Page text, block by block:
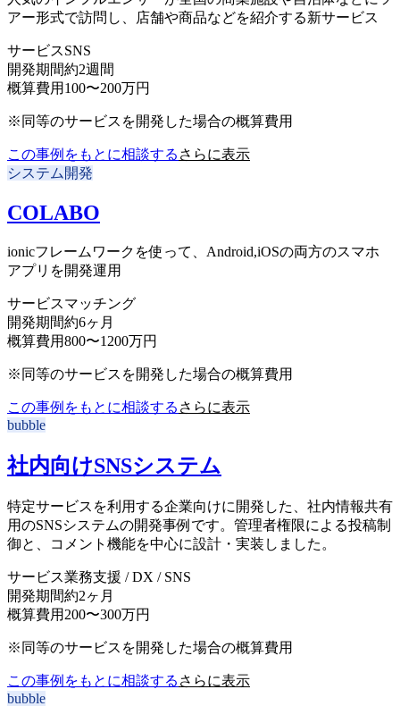
アー形式で訪問し、店舗や商品などを紹介する新サービス
サービスSNS
開発期間約2週間
概算費用 100〜200万円
※同等のサービスを開発した場合の概算費用
この事例をもとに相談する さらに表示
システム開発
COLABO
ionicフレームワークを使って、Android,iOSの両方のスマホ
アプリを開発運用
サービスマッチング
開発期間約6ヶ月
概算費用800〜1200万円
※同等のサービスを開発した場合の概算費用
この事例をもとに相談する さらに表示
bubble
社内向けSNSシステム
特定サービスを利用する企業向けに開発した、社内情報共有
用のSNSシステムの開発事例です。管理者権限による投稿制
御と、コメント機能を中心に設計・実装しました。
サービス業務支援 / DX / SNS
開発期間約2ヶ月
概算費用 200〜300万円
※同等のサービスを開発した場合の概算費用
この事例をもとに相談する さらに表示
bubble